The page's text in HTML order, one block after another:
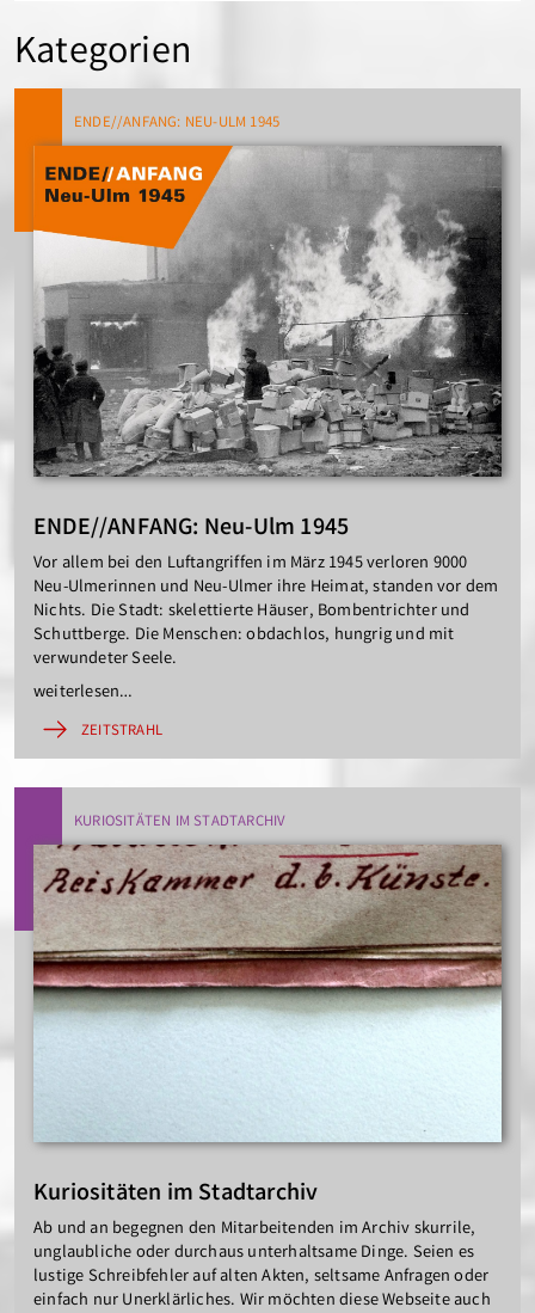
Kategorien
ENDE//ANFANG: NEU-ULM 1945
ENDE//ANFANG: Neu-Ulm 1945
Vor allem bei den Luftangriffen im März 1945 verloren 9000
Neu-Ulmerinnen und Neu-Ulmer ihre Heimat, standen vor dem
Nichts. Die Stadt: skelettierte Häuser, Bombentrichter und
Schuttberge. Die Menschen: obdachlos, hungrig und mit
verwundeter Seele.
weiterlesen…
ZEITSTRAHL
KURIOSITÄTEN IM STADTARCHIV
Kuriositäten im Stadtarchiv
Ab und an begegnen den Mitarbeitenden im Archiv skurrile,
unglaubliche oder durchaus unterhaltsame Dinge. Seien es
lustige Schreibfehler auf alten Akten, seltsame Anfragen oder
einfach nur Unerklärliches. Wir möchten diese Webseite auch